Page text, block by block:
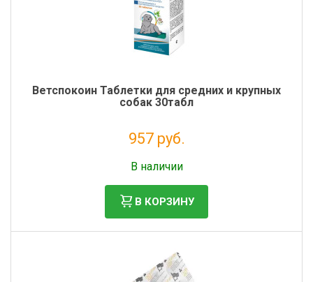
Ветспокоин Таблетки для средних и крупных
собак 30табл
957 руб.
В наличии
В КОРЗИНУ